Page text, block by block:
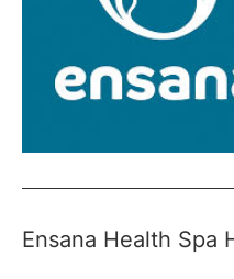
Ensana Health Spa